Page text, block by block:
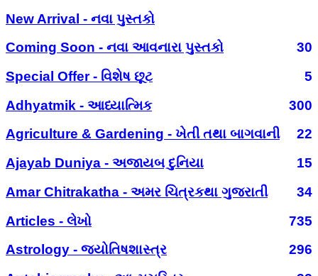
New Arrival - નવા પુસ્તકો
Coming Soon - નવા આવનારા પુસ્તકો
30
Special Offer - વિશેષ છૂટ
5
Adhyatmik - આધ્યાત્મિક
300
Agriculture & Gardening - ખેતી તથા બાગવાની
22
Ajayab Duniya - અજાયબ દુનિયા
15
Amar Chitrakatha - અમર ચિત્રકથા ગુજરાતી
34
Articles - લેખો
735
Astrology - જ્યોતિષશાસ્ત્ર
296